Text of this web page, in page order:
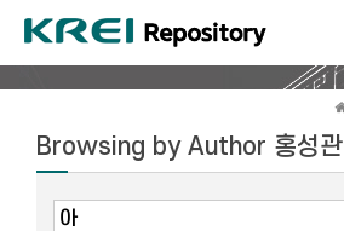
Browsing by Author 홍성관